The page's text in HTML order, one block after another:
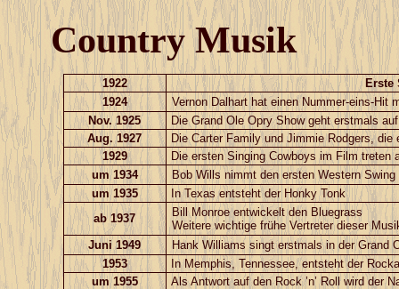
Country Musik
1922
Erste
1924
Vernon Dalhart hat einen Nummer-eins-Hit
Nov. 1925
Die Grand Ole Opry Show geht erstmals
Aug. 1927
Die Carter Family und Jimmie Rodgers, die
1929
Die ersten Singing Cowboys im Film treten
um 1934
Bob Wills nimmt den ersten Western Swing
um 1935
In Texas entsteht der Honky Tonk
ab 1937
Bill Monroe entwickelt den Bluegrass
Weitere wichtige frühe Vertreter dieser
Juni 1949
Hank Williams singt erstmals in der Grand
1953
In Memphis, Tennessee, entsteht der
um 1955
Als Antwort auf den Rock ’n’ Roll wird der